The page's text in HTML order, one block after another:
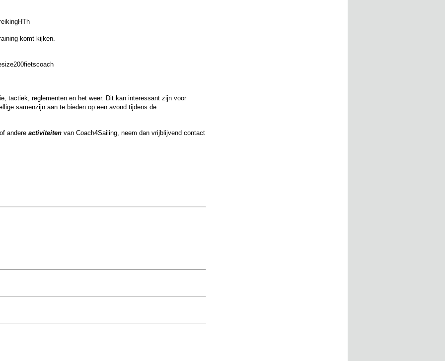
komt kijken.
tactiek, reglementen en het weer. Dit kan interessant zijn voor
samenzijn aan te bieden op een avond tijdens de
of andere activiteiten van Coach4Sailing, neem dan vrijblijvend contact